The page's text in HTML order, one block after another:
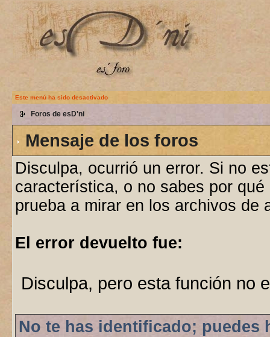
Este menú ha sido desactivado
Foros de esD'ni
Mensaje de los foros
Disculpa, ocurrió un error. Si no
característica, o no sabes por
prueba a mirar en los archivos de
El error devuelto fue:
Disculpa, pero esta función no
No te has identificado; puedes